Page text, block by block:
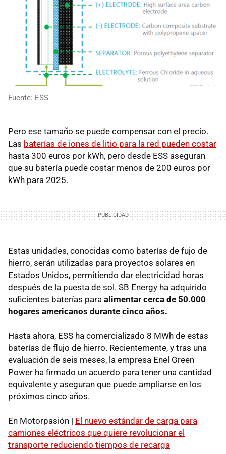
Fuente: ESS
Pero ese tamaño se puede compensar con el precio.
Las baterías de iones de litio para la red pueden costar
hasta 300 euros por kWh, pero desde ESS aseguran
que su batería puede costar menos de 200 euros por
kWh para 2025.
Estas unidades, conocidas como baterías de fujo de
hierro, serán utilizadas para proyectos solares en
Estados Unidos, permitiendo dar electricidad horas
después de la puesta de sol. SB Energy ha adquirido
suficientes baterías para alimentar cerca de 50.000
hogares americanos durante cinco años.
Hasta ahora, ESS ha comercializado 8 MWh de estas
baterías de flujo de hierro. Recientemente, y tras una
evaluación de seis meses, la empresa Enel Green
Power ha firmado un acuerdo para tener una cantidad
equivalente y aseguran que puede ampliarse en los
próximos cinco años.
En Motorpasión | El nuevo estándar de carga para
camiones eléctricos que quiere revolucionar el
transporte reduciendo tiempos de recarga